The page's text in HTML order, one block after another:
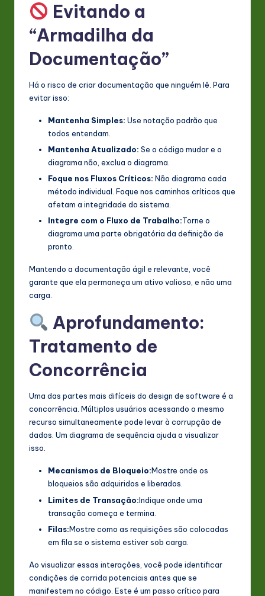
Evitando a
“Armadilha da
Documentação”
Há o risco de criar documentação que ninguém lê. Para
evitar isso:
Mantenha Simples: Use notação padrão que
todos entendam.
Mantenha Atualizado: Se o código mudar e o
diagrama não, exclua o diagrama.
Foque nos Fluxos Críticos: Não diagrama cada
método individual. Foque nos caminhos críticos que
afetam a integridade do sistema.
Integre com o Fluxo de Trabalho:Torne o
diagrama uma parte obrigatória da definição de
pronto.
Mantendo a documentação ágil e relevante, você
garante que ela permaneça um ativo valioso, e não uma
carga.
Aprofundamento:
Tratamento de
Concorrência
Uma das partes mais difíceis do design de software é a
concorrência. Múltiplos usuários acessando o mesmo
recurso simultaneamente pode levar à corrupção de
dados. Um diagrama de sequência ajuda a visualizar
isso.
Mecanismos de Bloqueio:Mostre onde os
bloqueios são adquiridos e liberados.
Limites de Transação:Indique onde uma
transação começa e termina.
Filas:Mostre como as requisições são colocadas
em fila se o sistema estiver sob carga.
Ao visualizar essas interações, você pode identificar
condições de corrida potenciais antes que se
manifestem no código. Este é um passo crítico para